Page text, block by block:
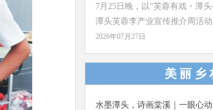
7月25日晚，以“芙蓉有戏・潭
潭头芙蓉李产业宣传推介周活
头中学操场举办，现场活动融合
演、趣味互动、电商分享，正
李系列推广活动，助力乡村振
党组书记、主任詹廷平，福安
2026年07月27日
美 丽 乡
水墨潭头，诗画棠溪｜一眼心